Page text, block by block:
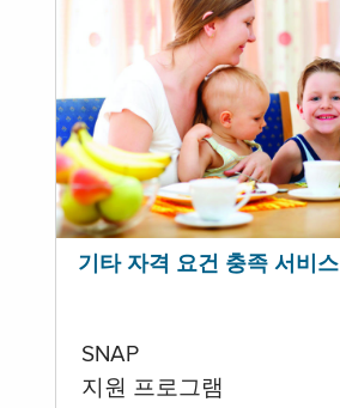
기타 자격 요건 충족 서비스
SNAP
지원 프로그램